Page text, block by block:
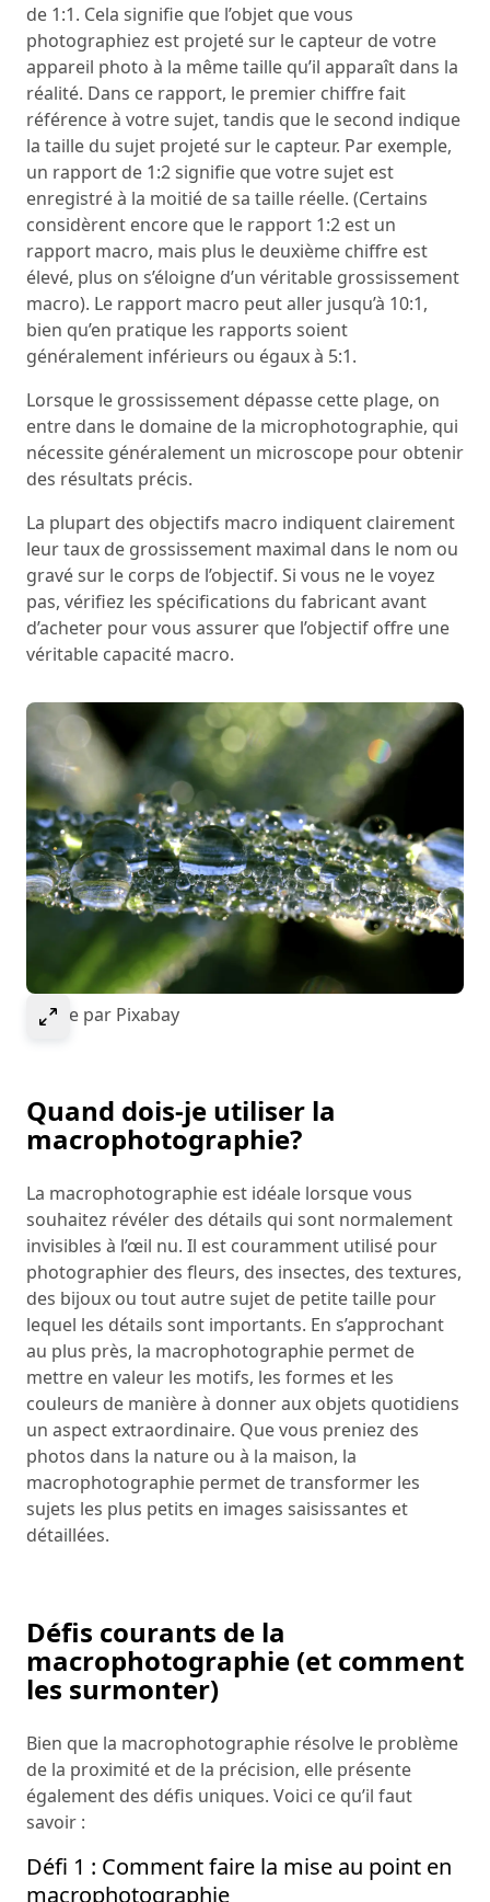
de 1:1. Cela signifie que l’objet que vous
photographiez est projeté sur le capteur de votre
appareil photo à la même taille qu’il apparaît dans la
réalité. Dans ce rapport, le premier chiffre fait
référence à votre sujet, tandis que le second indique
la taille du sujet projeté sur le capteur. Par exemple,
un rapport de 1:2 signifie que votre sujet est
enregistré à la moitié de sa taille réelle. (Certains
considèrent encore que le rapport 1:2 est un
rapport macro, mais plus le deuxième chiffre est
élevé, plus on s’éloigne d’un véritable grossissement
macro). Le rapport macro peut aller jusqu’à 10:1,
bien qu’en pratique les rapports soient
généralement inférieurs ou égaux à 5:1.
Lorsque le grossissement dépasse cette plage, on
entre dans le domaine de la microphotographie, qui
nécessite généralement un microscope pour obtenir
des résultats précis.
La plupart des objectifs macro indiquent clairement
leur taux de grossissement maximal dans le nom ou
gravé sur le corps de l’objectif. Si vous ne le voyez
pas, vérifiez les spécifications du fabricant avant
d’acheter pour vous assurer que l’objectif offre une
véritable capacité macro.
Select to expand image
Image par Pixabay
Quand dois-je utiliser la
macrophotographie?
La macrophotographie est idéale lorsque vous
souhaitez révéler des détails qui sont normalement
invisibles à l’œil nu. Il est couramment utilisé pour
photographier des fleurs, des insectes, des textures,
des bijoux ou tout autre sujet de petite taille pour
lequel les détails sont importants. En s’approchant
au plus près, la macrophotographie permet de
mettre en valeur les motifs, les formes et les
couleurs de manière à donner aux objets quotidiens
un aspect extraordinaire. Que vous preniez des
photos dans la nature ou à la maison, la
macrophotographie permet de transformer les
sujets les plus petits en images saisissantes et
détaillées.
Défis courants de la
macrophotographie (et comment
les surmonter)
Bien que la macrophotographie résolve le problème
de la proximité et de la précision, elle présente
également des défis uniques. Voici ce qu’il faut
savoir :
Défi 1 : Comment faire la mise au point en
macrophotographie